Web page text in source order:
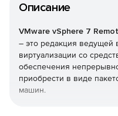
Описание
VMware vSphere 7
– это редакция ведущей
виртуализации со
обеспечения
приобрести в виде
машин.